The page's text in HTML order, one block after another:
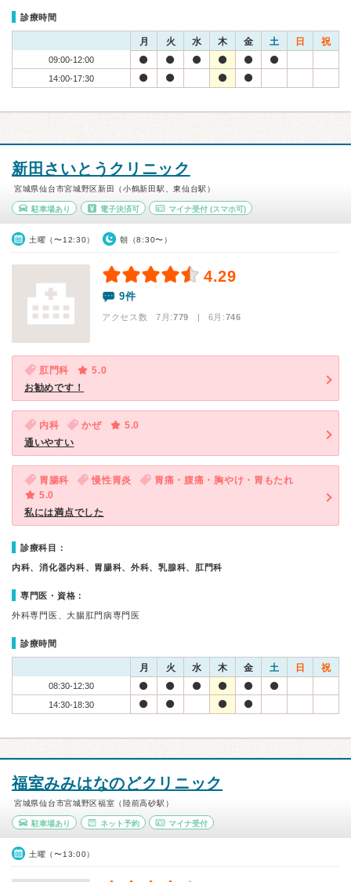
診療時間
月 火 水 木 金 土 日 祝
09:00-12:00
14:00-17:30
新田さいとうクリニック
宮城県仙台市宮城野区新田（小鶴新田駅、東仙台駅）
駐車場あり 電子決済可 マイナ受付 (スマホ可)
土曜（〜12:30） 朝（8:30〜）
4.29
9件
アクセス数 7月:779 | 6月:746
肛門科
5.0
お勧めです！
内科 かぜ
5.0
通いやすい
胃腸科 慢性胃炎
胃痛・腹痛・胸やけ・胃もたれ
5.0
私には満点でした
診療科目：
内科、消化器内科、胃腸科、外科、乳腺科、肛門科
専門医・資格：
外科専門医、大腸肛門病専門医
診療時間
月 火 水 木 金 土 日 祝
08:30-12:30
14:30-18:30
福室みみはなのどクリニック
宮城県仙台市宮城野区福室（陸前高砂駅）
駐車場あり ネット予約 マイナ受付
土曜（〜13:00）